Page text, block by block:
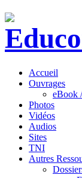
Accueil
Ouvrages
eBook
Photos
Vidéos
Audios
Sites
TNI
Autres